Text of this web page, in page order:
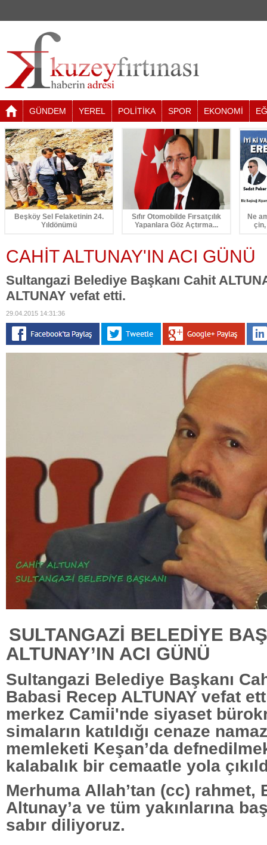
GÜNDEM YEREL POLİTİKA SPOR EKONOMİ
Beşköy Sel Felaketinin 24.
Yıldönümü
Sıfır Otomobilde Fırsatçılık
Yapanlara Göz Açtırma...
Ne
CAHİT ALTUNAY'IN ACI GÜNÜ
Sultangazi Belediye Başkanı Cahit
ALTUNAY vefat etti.
29.04.2015 14:31:36
SULTANGAZİ BELEDİYE
ALTUNAY’IN ACI GÜNÜ
Sultangazi Belediye Başkanı
Babasi Recep ALTUNAY vefat
merkez Camii'nde siyaset
simaların katıldığı cenaze
memleketi Keşan’da
kalabalık bir cemaatle yola
Merhuma Allah’tan (cc) rahmet,
Altunay’a ve tüm yakınlarına
sabır diliyoruz.